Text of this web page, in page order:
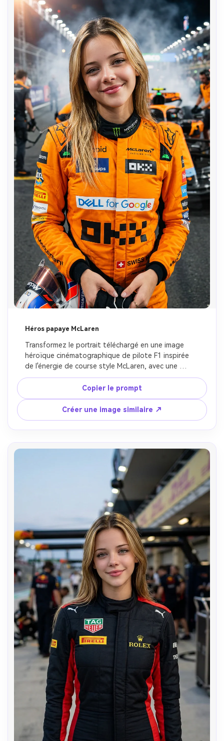
Héros papaye McLaren
Transformez le portrait téléchargé en une image
héroïque cinématographique de pilote F1 inspirée
de l'énergie de course style McLaren, avec une
combinaison de course orange papaye, des détails
élégants style sponsor, une faible profondeur de
champ dramatique, une voiture de course en arrière-
plan, une confiance de sports mécaniques d'élite,
ultra réaliste, préserver le visage original.
Copier le prompt
Créer une image similaire ↗